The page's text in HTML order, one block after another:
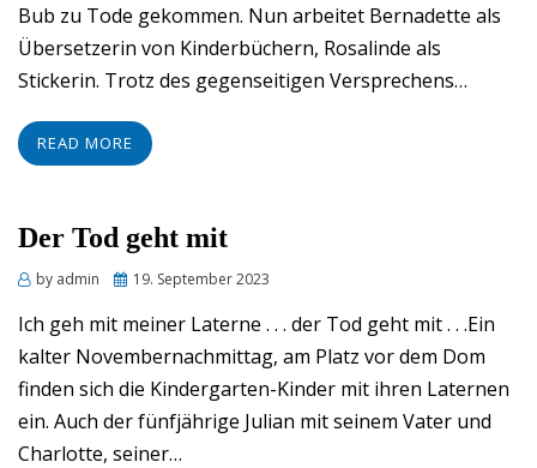
Bub zu Tode gekommen. Nun arbeitet Bernadette als
Übersetzerin von Kinderbüchern, Rosalinde als
Stickerin. Trotz des gegenseitigen Versprechens…
READ MORE
Der Tod geht mit
by admin
Posted
19. September 2023
Ich geh mit meiner Laterne . . . der Tod geht mit . . .Ein
kalter Novembernachmittag, am Platz vor dem Dom
finden sich die Kindergarten-Kinder mit ihren Laternen
ein. Auch der fünfjährige Julian mit seinem Vater und
Charlotte, seiner…